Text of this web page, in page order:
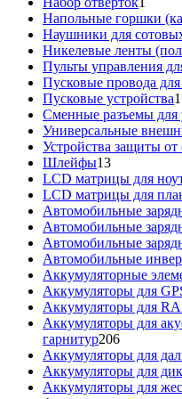
товар
Напольные горшки
Наушники для
Никелевые ленты
Пульты управления
Пусковые провода
Пусковые устройства1
Сменные разъемы для
Универсальные
Устройства защиты
Шлейфы1313
товаров
LCD матрицы для
LCD матрицы для
Автомобильные
Автомобильные
Автомобильные
Автомобильные
Аккумуляторные
Аккумуляторы для
Аккумуляторы для
Аккумуляторы для
гарнитур206206
товаров
Аккумуляторы для
Аккумуляторы для
Аккумуляторы для